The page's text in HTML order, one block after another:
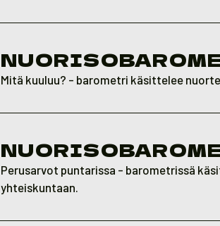
Mitä kuuluu? - barometri käsittelee
Perusarvot puntarissa - barometrissä
yhteiskuntaan.